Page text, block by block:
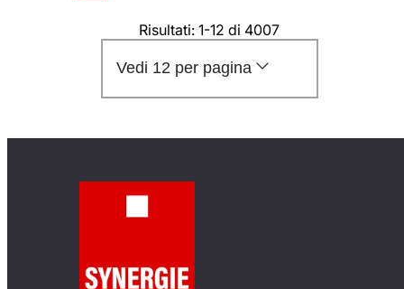
Risultati: 1-12 di 4007
Vedi 12 per pagina